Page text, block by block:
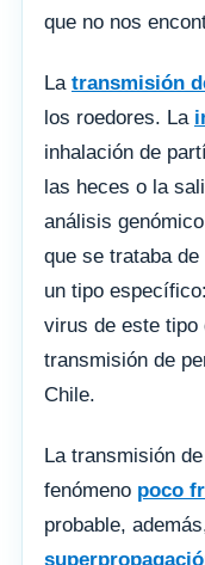
que no nos
La transmisión
los roedores. La
inhalación de
las heces o la
análisis
que se trataba
un tipo
virus de este tipo
transmisión de
Chile.
La transmisión
fenómeno poco
probable,